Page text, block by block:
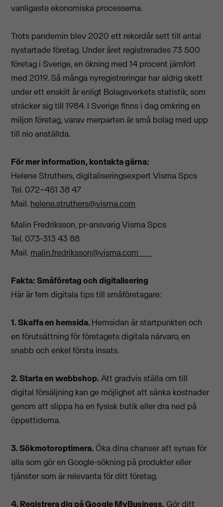
vanligaste ekonomiska processerna.
Trots pandemin blev 2020 ett rekordår sett till antal
nystartade företag. Under året registrerades 73 500
företag i Sverige, en ökning med 14 procent jämfört
med 2019. Så många nyregistreringar har aldrig skett
under ett enskilt år enligt Bolagsverkets statistik, som
sträcker sig till 1984. I Sverige finns i dag omkring en
miljon företag, varav merparten är små bolag med upp
till nio anställda.
För mer information, kontakta gärna:
Helene Struthers, digitaliseringsexpert Visma Spcs
Tel. 072–451 38 47
Mail. helene.struthers@visma.com
Malin Fredriksson, pr-ansvarig Visma Spcs
Tel. 073-313 43 88
Mail. malin.fredriksson@visma.com
Fakta: Småföretag och digitalisering
Här är fem digitala tips till småföretagare:
1. Skaffa en hemsida.Hemsidan är startpunkten och
en förutsättning för företagets digitala närvaro, en
snabb och enkel första insats.
2. Starta en webbshop.Att gradvis ställa om till
digital försäljning kan ge möjlighet att sänka kostnader
genom att slippa ha en fysisk butik eller dra ned på
öppettiderna.
3. Sökmotoroptimera. Öka dina chanser att synas för
alla som gör en Google-sökning på produkter eller
tjänster som är relevanta för ditt företag.
4. Registrera dig på Google MyBusiness. Gör ditt